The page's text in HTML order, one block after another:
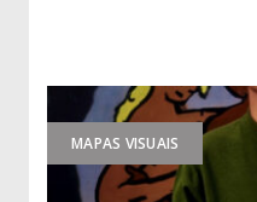
MAPAS VISUAIS